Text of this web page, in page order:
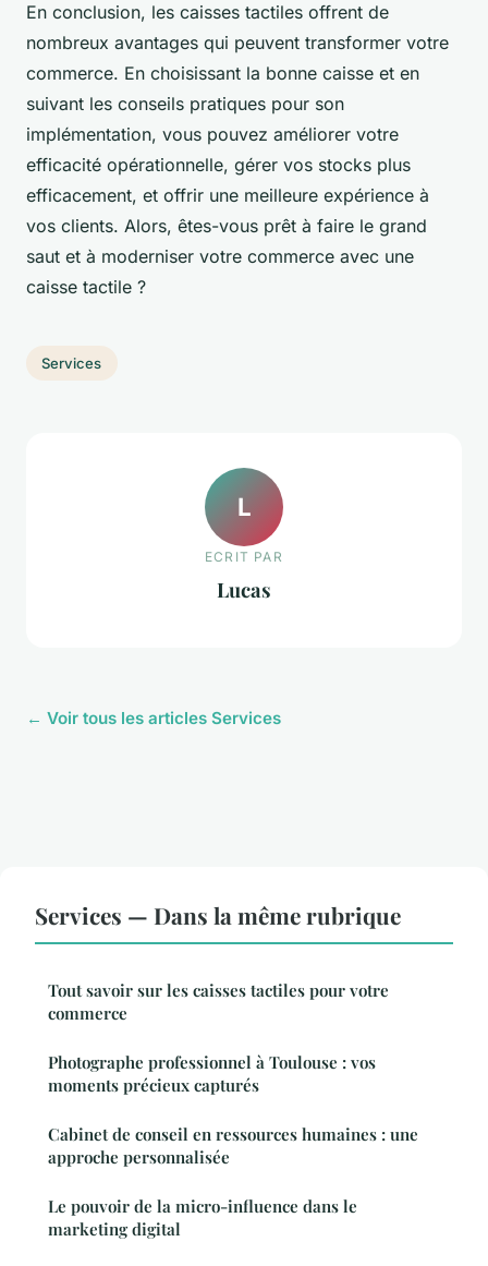
En conclusion, les caisses tactiles offrent de
nombreux avantages qui peuvent transformer votre
commerce. En choisissant la bonne caisse et en
suivant les conseils pratiques pour son
implémentation, vous pouvez améliorer votre
efficacité opérationnelle, gérer vos stocks plus
efficacement, et offrir une meilleure expérience à
vos clients. Alors, êtes-vous prêt à faire le grand
saut et à moderniser votre commerce avec une
caisse tactile ?
Services
L
ECRIT PAR
Lucas
← Voir tous les articles Services
Services — Dans la même rubrique
Tout savoir sur les caisses tactiles pour votre
commerce
Photographe professionnel à Toulouse : vos
moments précieux capturés
Cabinet de conseil en ressources humaines : une
approche personnalisée
Le pouvoir de la micro-influence dans le
marketing digital